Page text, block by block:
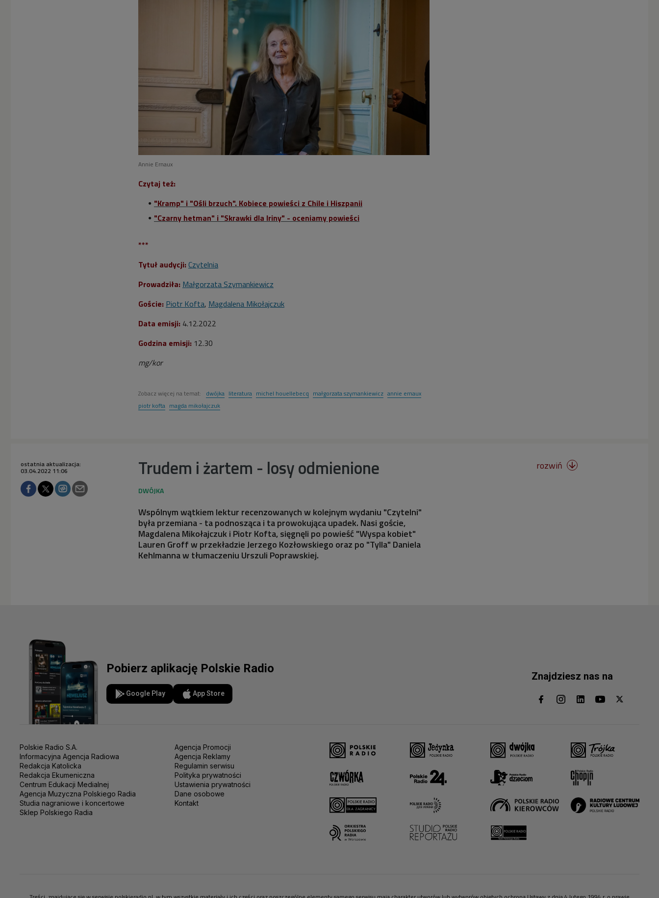
Annie Ernaux
Czytaj też:
"Kramp" i "Ośli brzuch". Kobiece powieści z Chile i Hiszpanii
"Czarny hetman" i "Skrawki dla Iriny" - oceniamy powieści
***
Tytuł audycji: Czytelnia
Prowadziła: Małgorzata Szymankiewicz
Goście: Piotr Kofta, Magdalena Mikołajczuk
Data emisji: 4.12.2022
Godzina emisji: 12.30
mg/kor
Zobacz więcej na temat: dwójka literatura michel houellebecq małgorzata szymankiewicz annie ernaux
piotr kofta magda mikołajczuk
Trudem i żartem - losy odmienione
ostatnia aktualizacja:
03.04.2022 11:06
Wspólnym wątkiem lektur recenzowanych w kolejnym wydaniu "Czytelni"
była przemiana - ta podnosząca i ta prowokująca upadek. Nasi goście,
Magdalena Mikołajczuk i Piotr Kofta, sięgnęli po powieść "Wyspa kobiet"
Lauren Groff w przekładzie Jerzego Kozłowskiego oraz po "Tylla" Daniela
Kehlmanna w tłumaczeniu Urszuli Poprawskiej.
rozwiń 
Pobierz aplikację Polskie Radio
Google Play App Store
Znajdziesz nas na
Polskie Radio S.A.
Informacyjna Agencja Radiowa
Redakcja Katolicka
Redakcja Ekumeniczna
Centrum Edukacji Medialnej
Agencja Muzyczna Polskiego Radia
Studia nagraniowe i koncertowe
Sklep Polskiego Radia
Agencja Promocji
Agencja Reklamy
Regulamin serwisu
Polityka prywatności
Ustawienia prywatności
Dane osobowe
Kontakt